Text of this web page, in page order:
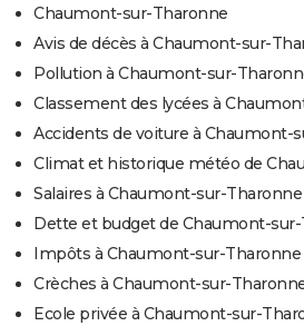
Chaumont-sur-Tharonne
Avis de décès à Chaumont-sur-
Pollution à Chaumont-sur-
Classement des lycées à
Accidents de voiture à Chaumont-
Climat et historique météo de
Salaires à Chaumont-sur-Tharonne
Dette et budget de Chaumont-
Impôts à Chaumont-sur-Tharonne
Crèches à Chaumont-sur-
Ecole privée à Chaumont-sur-